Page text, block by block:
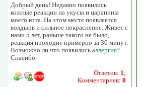
Добрый день! Недавно появились
кожные реакции на укусы и царапины
моего кота. На этом месте появляется
волдырь и сильное покраснение. Живет с
нами 5 лет, раньше такого не было,
реакция проходит примерно за 30 минут.
Возможно ли что появились аллергия?
Спасибо.
Ответов: 1 ;
Комментариев: 0